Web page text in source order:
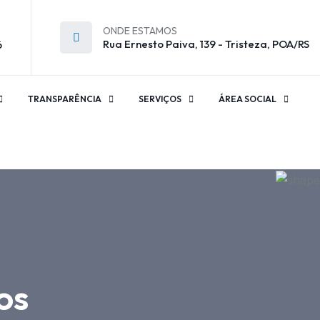
ONDE ESTAMOS
Rua Ernesto Paiva, 139 - Tristeza, POA/RS
TRANSPARÊNCIA SERVIÇOS ÁREA SOCIAL